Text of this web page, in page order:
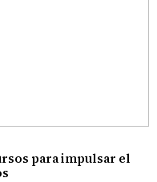
para impulsar el